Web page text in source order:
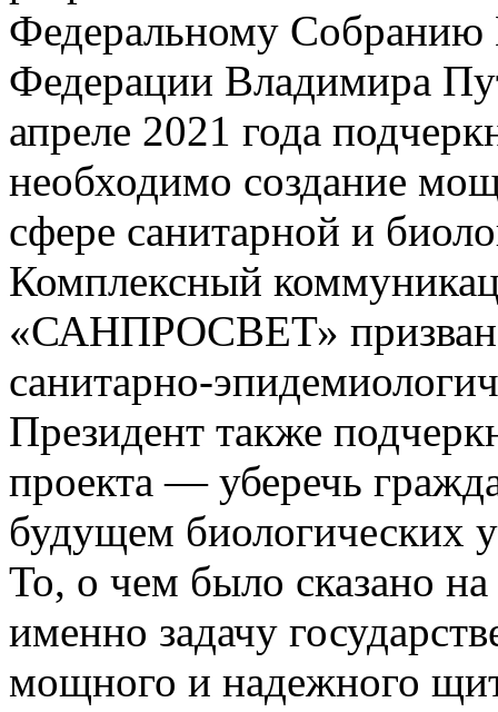
Федеральному Собранию
Федерации Владимира
апреле 2021 года
необходимо создание
сфере санитарной и
Комплексный
«САНПРОСВЕТ» призван
санитарно-
Президент также
проекта — уберечь
будущем биологических
То, о чем было сказано
именно задачу
мощного и надежного